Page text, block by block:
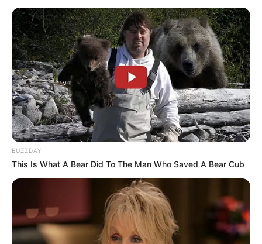
BUZZDAY
This Is What A Bear Did To The Man Who Saved A Bear Cub